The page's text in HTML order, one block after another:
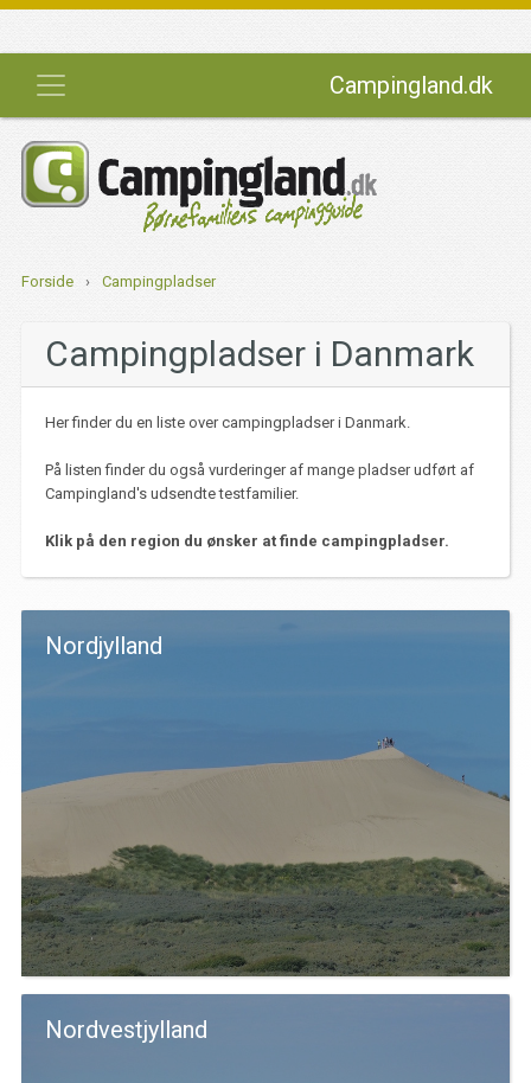
Campingland.dk
Forside › Campingpladser
Campingpladser i Danmark
Her finder du en liste over campingpladser i Danmark.
På listen finder du også vurderinger af mange pladser udført af
Campingland's udsendte testfamilier.
Klik på den region du ønsker at finde campingpladser.
Nordjylland
Nordvestjylland